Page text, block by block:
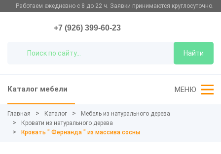
Работаем ежедневно с 8 до 22 ч. Заявки принимаются круглосуточно.
Найти
+7 (926) 399-60-23
Каталог мебели МЕНЮ
Главная Каталог
Мебель из натурального дерева
Кровати из натурального дерева
Кровать " Фернанда " из массива сосны